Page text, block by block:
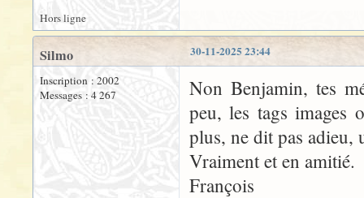
Hors ligne
30-11-2025 23:44
Silmo
Inscription : 2002
Messages : 4 267
Non Benjamin, tes
peu, les tags images
plus, ne dit pas adieu,
Vraiment et en amitié.
François